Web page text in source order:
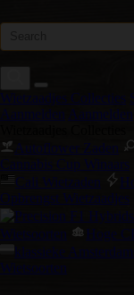
Wietzaadjes Collecties
Aanmelden Aanmelden
Autoflower Zaden
Cannabis Cup Winaars
Cali Wietzaden
Opbrengst Wietzaadjes
Wietsoorten
Hoge
klassieke
Wietsoorten